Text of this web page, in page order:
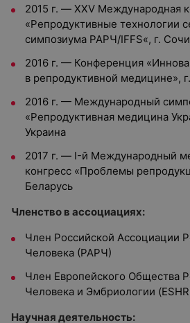
2015 г. — XXV Международная
«Репродуктивные технологии
симпозиума РАРЧ/IFFS«, г.
2016 г. — Конференция
в репродуктивной медицине»,
2016 г. — Международный
«Репродуктивная медицина
Украина
2017 г. — I-й Международный
конгресс «Проблемы
Беларусь
Членство в ассоциациях:
Член Российской Ассоциации
Человека (РАРЧ)
Член Европейского Общества
Человека и Эмбриологии
Научная деятельность: